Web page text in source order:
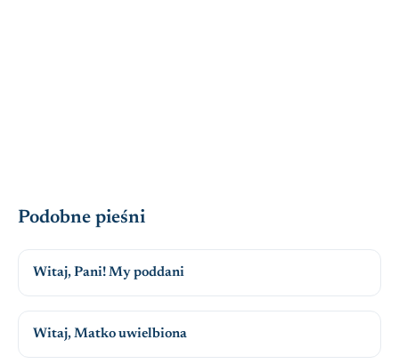
Podobne pieśni
Witaj, Pani! My poddani
Witaj, Matko uwielbiona